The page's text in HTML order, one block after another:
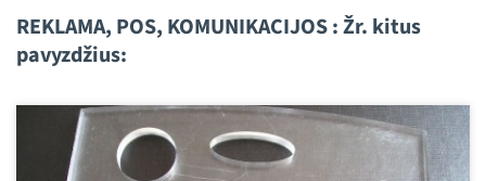
REKLAMA, POS, KOMUNIKACIJOS : Žr. kitus
pavyzdžius: